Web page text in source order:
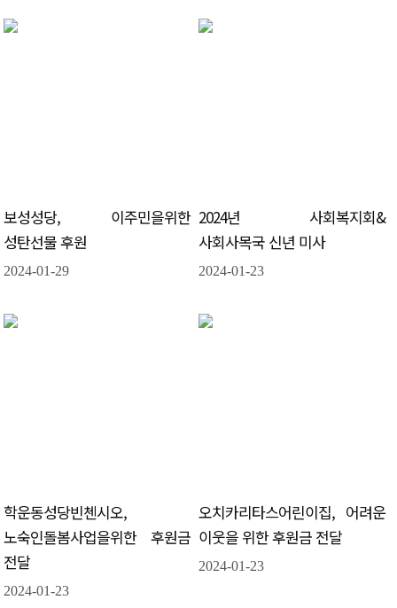
보성성당, 이주민을위한
성탄선물 후원
2024-01-29
2024년 사회복지회&
사회사목국 신년 미사
2024-01-23
학운동성당빈첸시오,
노숙인돌봄사업을위한 후원금
전달
2024-01-23
오치카리타스어린이집, 어려운
이웃을 위한 후원금 전달
2024-01-23